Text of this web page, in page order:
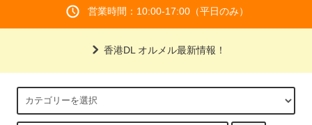
営業時間：10:00-17:00（平日のみ）
香港DL オルメル最新情報！